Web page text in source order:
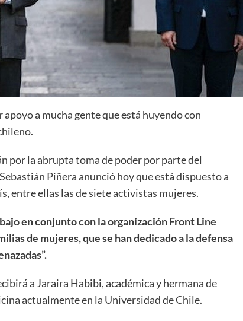
a mucha gente que está huyendo con
por la abrupta toma de poder por parte del
Piñera anunció hoy que está dispuesto a
entre ellas las de siete activistas mujeres.
en conjunto con la organización Front Line
de mujeres, que se han dedicado a la defensa
a Jaraira Habibi, académica y hermana de
actualmente en la Universidad de Chile.